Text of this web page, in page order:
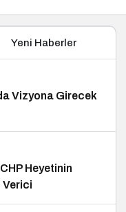
Yeni Haberler
Vizyona Girecek
Heyetinin
Verici